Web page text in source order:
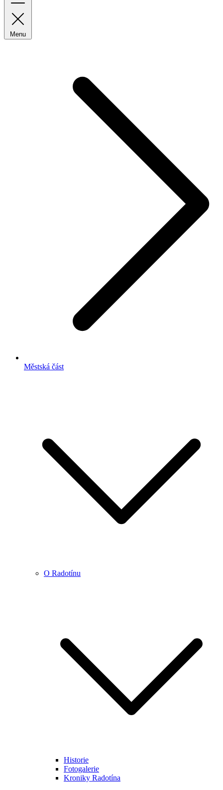
Menu
Městská část
O Radotínu
Historie
Fotogalerie
Kroniky Radotína